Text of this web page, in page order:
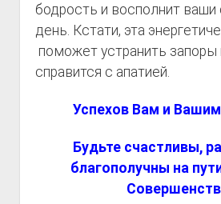
бодрость и восполнит
день. Кстати, эта
поможет устранить запоры
справится с апатией.
Успехов Вам и
Будьте счастливы,
благополучны на